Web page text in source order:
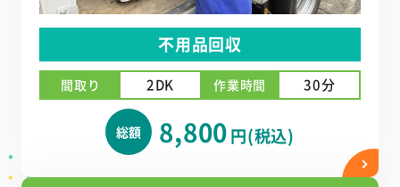
不用品回収
間取り 2DK 作業時間 30分
総額 8,800円(税込)